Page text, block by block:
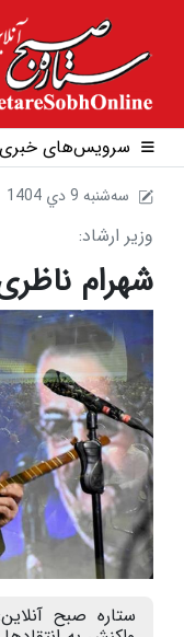
سرویس‌های خبری
1404 سه‌شنبه 9 دي
وزیر ارشاد:
شهرام
ستاره صبح